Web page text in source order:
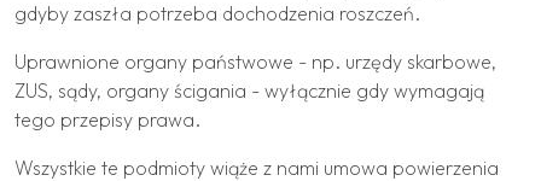
gdyby zaszła potrzeba dochodzenia roszczeń.
Uprawnione organy państwowe - np. urzędy skarbowe,
ZUS, sądy, organy ścigania - wyłącznie gdy wymagają
tego przepisy prawa.
Wszystkie te podmioty wiąże z nami umowa powierzenia